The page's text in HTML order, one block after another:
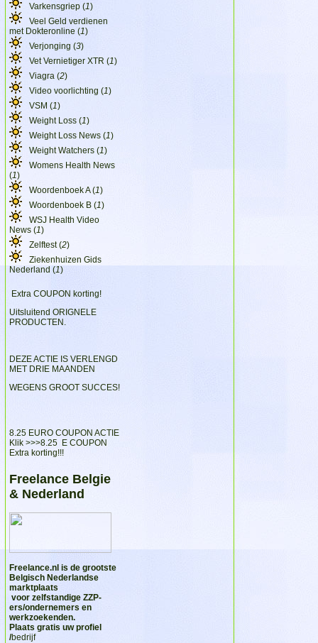
Varkensgriep (1)
Veel Geld verdienen
met Dokteronline (1)
Verjonging (3)
Vet Vernietiger XTR (1)
Viagra (2)
Video voorlichting (1)
VSM (1)
Weight Loss (1)
Weight Loss News (1)
Weight Watchers (1)
Womens Health News
(1)
Woordenboek A (1)
Woordenboek B (1)
WSJ Health Video
News (1)
Zelftest (2)
Ziekenhuizen Gids
Nederland (1)
Extra COUPON korting!
Uitsluitend ORIGNELE
PRODUCTEN.
DEZE ACTIE IS VERLENGD
MET DRIE MAANDEN
WEGENS GROOT SUCCES!
8.25 EURO COUPON ACTIE
Klik >>>8.25 E COUPON
Extra korting!!!
Freelance Belgie
& Nederland
Freelance.nl is de grootste
Belgisch Nederlandse
marktplaats
voor zelfstandige ZZP-
ers/ondernemers en
werkzoekenden.
Plaats gratis uw profiel
/bedrijf